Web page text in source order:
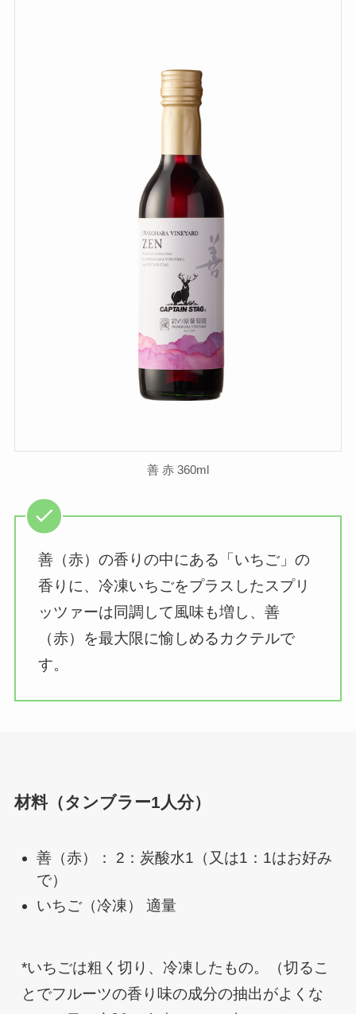
善 赤 360ml
善（赤）の香りの中にある「いちご」の
香りに、冷凍いちごをプラスしたスプリ
ッツァーは同調して風味も増し、善
（赤）を最大限に愉しめるカクテルで
す。
材料（タンブラー1人分）
善（赤）： 2：炭酸水1（又は1：1はお好み
で）
いちご（冷凍） 適量
*いちごは粗く切り、冷凍したもの。（切るこ
とでフルーツの香り味の成分の抽出がよくな